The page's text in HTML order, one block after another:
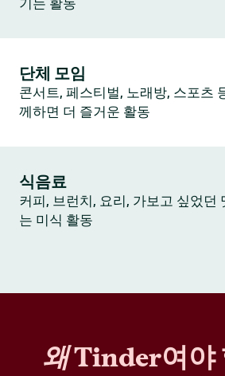
기는 활동
단체 모임
콘서트, 페스티벌, 노래방, 스포츠
께하면 더 즐거운 활동
식음료
커피, 브런치, 요리, 가보고 싶었던
는 미식 활동
왜Tinder여야